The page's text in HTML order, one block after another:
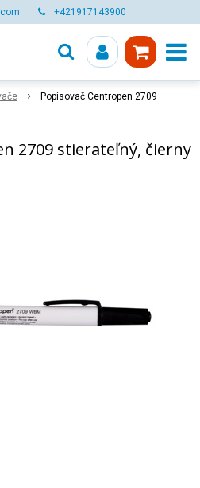
+421917143900
Popisovač Centropen 2709
2709 stierateľný, čierny